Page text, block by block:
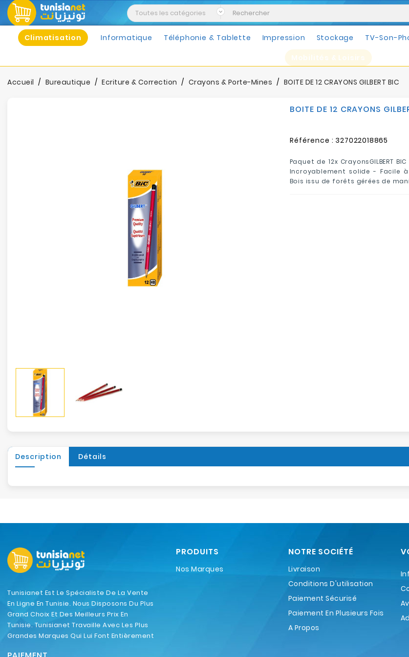
Climatisation Informatique Téléphonie & Tablette Impression Stockage TV-Son-
Mobilités & Loisirs
Accueil Bureautique Ecriture & Correction Crayons & Porte-Mines BOITE DE 12 CRAYONS GILBERT BIC
BOITE DE 12 CRAYONS
Référence : 327022018865
Paquet de 12x CrayonsGILBERT
Incroyablement solide - Facile
Bois issu de forêts gérées de
Description Détails
Tunisianet Est Le Spécialiste De La Vente
En Ligne En Tunisie. Nous Disposons Du Plus
Grand Choix Et Des Meilleurs Prix En
Tunisie. Tunisianet Travaille Avec Les Plus
Grandes Marques Qui Lui Font Entièrement
PRODUITS
Nos Marques
NOTRE SOCIÉTÉ
Livraison
Conditions D'utilisation
Paiement Sécurisé
Paiement En Plusieurs Fois
A Propos